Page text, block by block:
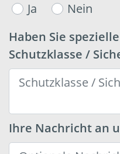
Ja
Nein
Haben Sie
Schutzklasse /
Ihre Nachricht an